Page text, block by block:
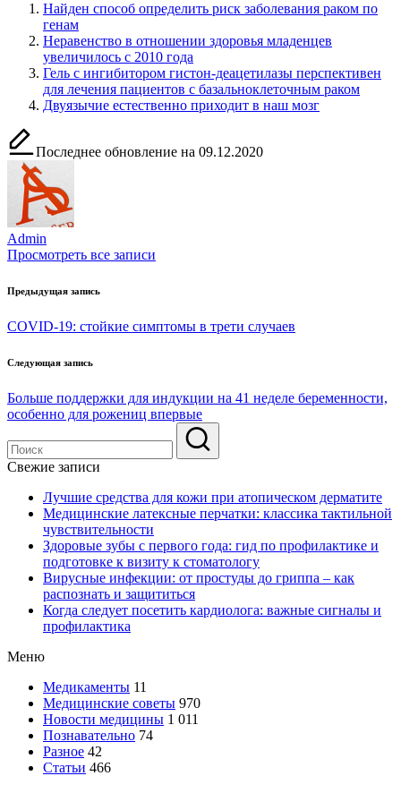
Найден способ определить риск заболевания раком по
генам
Неравенство в отношении здоровья младенцев
увеличилось с 2010 года
Гель с ингибитором гистон-деацетилазы перспективен
для лечения пациентов с базальноклеточным раком
Двуязычие естественно приходит в наш мозг
Последнее обновление на 09.12.2020
Admin
Просмотреть все записи
Навигация
по
Предыдущая запись
COVID-19: стойкие симптомы в трети случаев
Следующая запись
Больше поддержки для индукции на 41 неделе беременности,
особенно для рожениц впервые
Свежие записи
Лучшие средства для кожи при атопическом дерматите
Медицинские латексные перчатки: классика тактильной
чувствительности
Здоровые зубы с первого года: гид по профилактике и
подготовке к визиту к стоматологу
Вирусные инфекции: от простуды до гриппа – как
распознать и защититься
Когда следует посетить кардиолога: важные сигналы и
профилактика
Меню
Медикаменты 11
Медицинские советы 970
Новости медицины 1 011
Познавательно 74
Разное 42
Статьи 466